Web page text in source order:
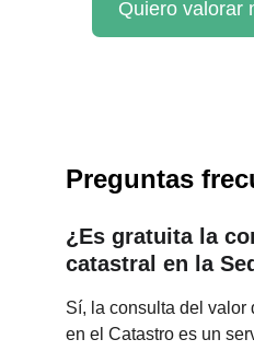
Quiero valorar
Preguntas
¿Es gratuita la
catastral en la
Sí, la consulta del valor
en el Catastro es un